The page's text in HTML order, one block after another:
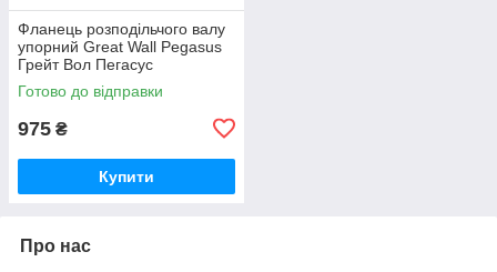
Фланець розподільчого валу
упорний Great Wall Pegasus
Грейт Вол Пегасус
Готово до відправки
975 ₴
Купити
Про нас